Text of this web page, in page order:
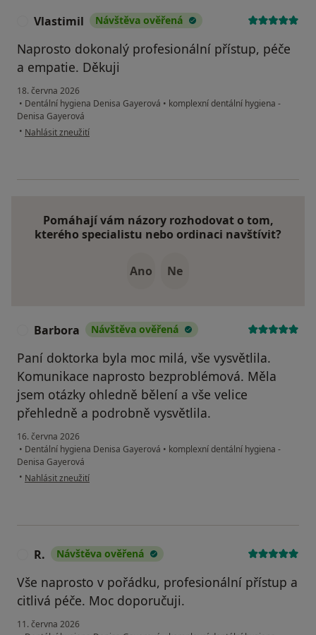
Vlastimil Návštěva ověřená
Naprosto dokonalý profesionální přístup, péče
a empatie. Děkuji
18. června 2026
• Dentální hygiena Denisa Gayerová • komplexní dentální hygiena -
Denisa Gayerová
• podle názoru uživatele Vlastimil
Nahlásit zneužití
Pomáhají vám názory rozhodovat o tom,
kterého specialistu nebo ordinaci navštívit?
Ano Ne
Barbora Návštěva ověřená
Paní doktorka byla moc milá, vše vysvětlila.
Komunikace naprosto bezproblémová. Měla
jsem otázky ohledně bělení a vše velice
přehledně a podrobně vysvětlila.
16. června 2026
• Dentální hygiena Denisa Gayerová • komplexní dentální hygiena -
Denisa Gayerová
• podle názoru uživatele Barbora
Nahlásit zneužití
R. Návštěva ověřená
Vše naprosto v pořádku, profesionální přístup a
citlivá péče. Moc doporučuji.
11. června 2026